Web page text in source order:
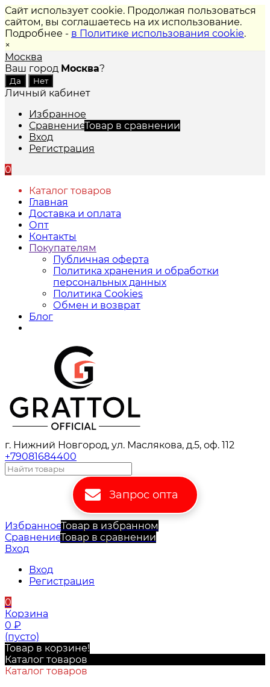
Сайт использует cookie. Продолжая пользоваться
сайтом, вы соглашаетесь на их использование.
Подробнее - в Политике использования cookie.
×
Москва
Ваш город Москва?
Личный кабинет
Избранное
СравнениеТовар в сравнении
Вход
Регистрация
0
Каталог товаров
Главная
Доставка и оплата
Опт
Контакты
Покупателям
Публичная оферта
Политика хранения и обработки
персональных данных
Политика Cookies
Обмен и возврат
Блог
г. Нижний Новгород, ул. Маслякова, д.5, оф. 112
+79081684400
Запрос опта
ИзбранноеТовар в избранном
СравнениеТовар в сравнении
Вход
Вход
Регистрация
0
Корзина
0 ₽
(пусто)
Товар в корзине!
Каталог товаров
Каталог товаров